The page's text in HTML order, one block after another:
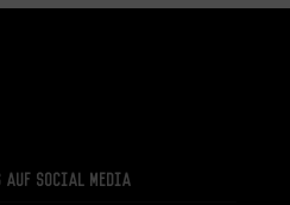
auf Social Media